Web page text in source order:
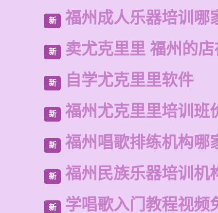
新 福州成人乐器培训哪
新 卖尤克里里 福州的
新 自学尤克里里软件
新 福州尤克里里培训班
新 福州唱歌排练机构哪
新 福州民族乐器培训机
新 学唱歌入门教程视频